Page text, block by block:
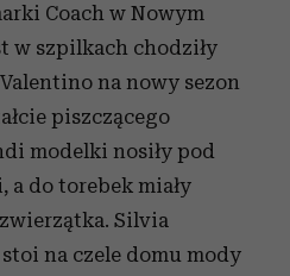
Coach w Nowym
w szpilkach chodziły
na nowy sezon
piszczącego
modelki nosiły pod
a do torebek miały
Silvia
na czele domu mody